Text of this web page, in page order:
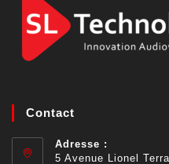
Contact
Adresse :
5 Avenue Lionel